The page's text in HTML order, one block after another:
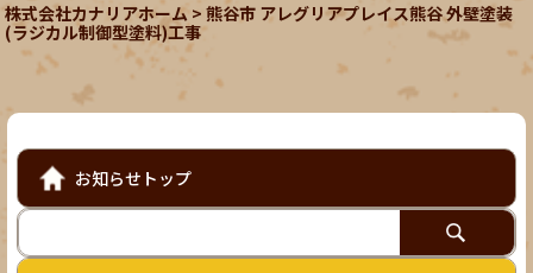
株式会社カナリアホーム >熊谷市 アレグリアプレイス熊谷 外壁塗装
(ラジカル制御型塗料)工事
お知らせトップ